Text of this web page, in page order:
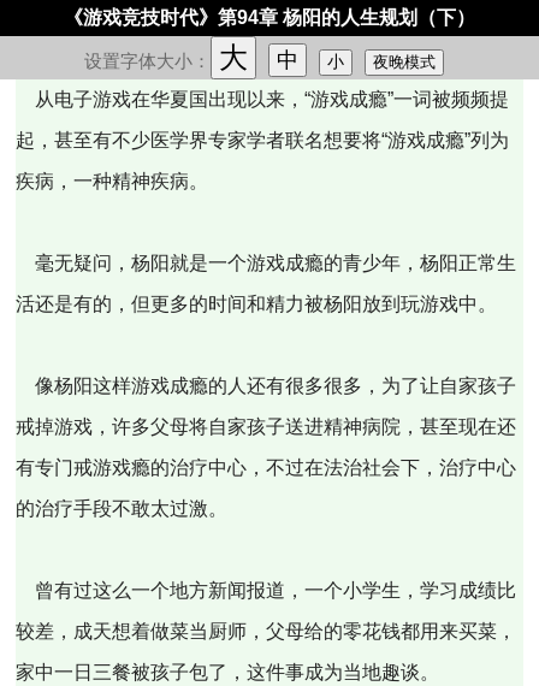
《游戏竞技时代》第94章 杨阳的人生规划（下）
设置字体大小： 大 中 小 夜晚模式
从电子游戏在华夏国出现以来，“游戏成瘾”一词被频频提
起，甚至有不少医学界专家学者联名想要将“游戏成瘾”列为
疾病，一种精神疾病。
毫无疑问，杨阳就是一个游戏成瘾的青少年，杨阳正常生
活还是有的，但更多的时间和精力被杨阳放到玩游戏中。
像杨阳这样游戏成瘾的人还有很多很多，为了让自家孩子
戒掉游戏，许多父母将自家孩子送进精神病院，甚至现在还
有专门戒游戏瘾的治疗中心，不过在法治社会下，治疗中心
的治疗手段不敢太过激。
曾有过这么一个地方新闻报道，一个小学生，学习成绩比
较差，成天想着做菜当厨师，父母给的零花钱都用来买菜，
家中一日三餐被孩子包了，这件事成为当地趣谈。